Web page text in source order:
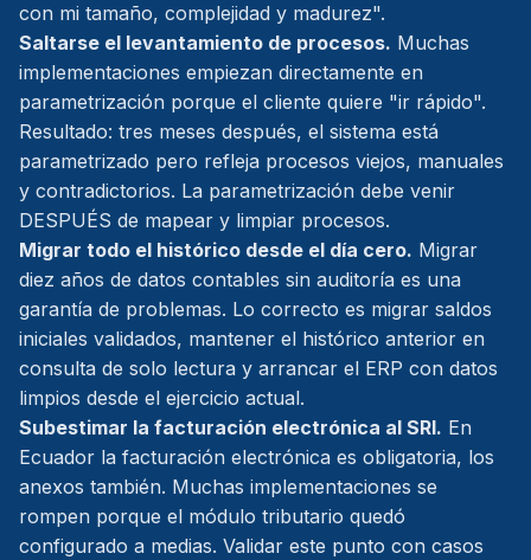
con mi tamaño, complejidad y madurez".
Saltarse el levantamiento de procesos. Muchas
implementaciones empiezan directamente en
parametrización porque el cliente quiere "ir rápido".
Resultado: tres meses después, el sistema está
parametrizado pero refleja procesos viejos, manuales
y contradictorios. La parametrización debe venir
DESPUÉS de mapear y limpiar procesos.
Migrar todo el histórico desde el día cero. Migrar
diez años de datos contables sin auditoría es una
garantía de problemas. Lo correcto es migrar saldos
iniciales validados, mantener el histórico anterior en
consulta de solo lectura y arrancar el ERP con datos
limpios desde el ejercicio actual.
Subestimar la facturación electrónica al SRI. En
Ecuador la facturación electrónica es obligatoria, los
anexos también. Muchas implementaciones se
rompen porque el módulo tributario quedó
configurado a medias. Validar este punto con casos